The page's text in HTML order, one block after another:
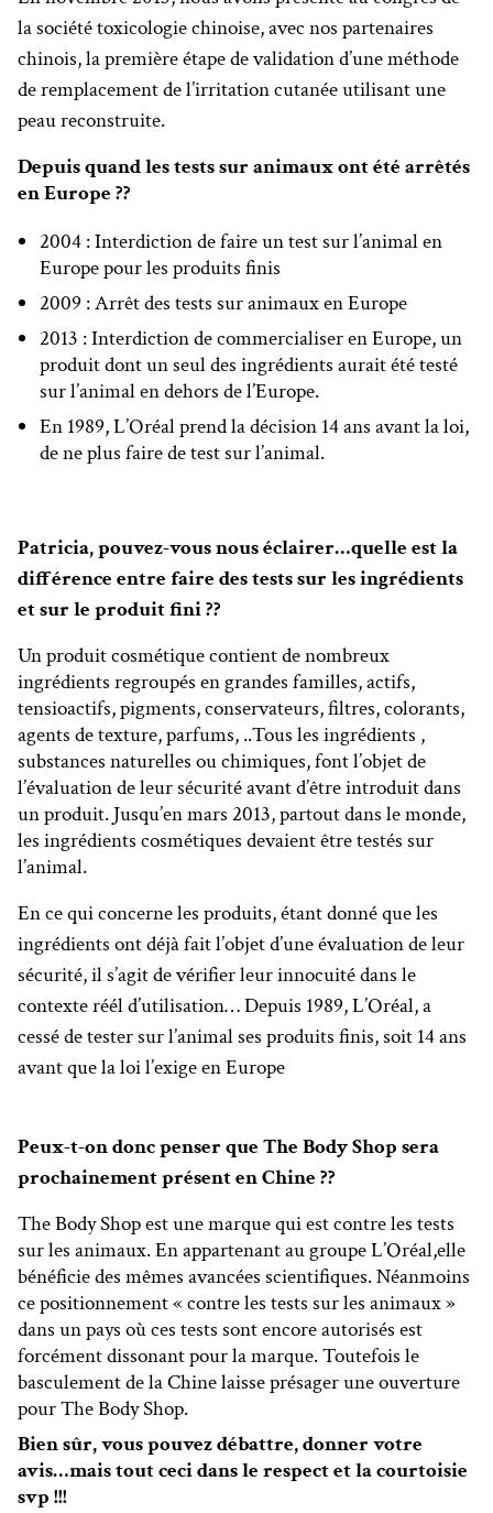
la société toxicologie chinoise, avec nos partenaires
chinois, la première étape de validation d’une méthode
de remplacement de l’irritation cutanée utilisant une
peau reconstruite.
Depuis quand les tests sur animaux ont été arrêtés
en Europe ??
2004 : Interdiction de faire un test sur l’animal en
Europe pour les produits finis
2009 : Arrêt des tests sur animaux en Europe
2013 : Interdiction de commercialiser en Europe, un
produit dont un seul des ingrédients aurait été testé
sur l’animal en dehors de l’Europe.
En 1989, L’Oréal prend la décision 14 ans avant la loi,
de ne plus faire de test sur l’animal.
Patricia, pouvez-vous nous éclairer…quelle est la
différence entre faire des tests sur les ingrédients
et sur le produit fini ??
Un produit cosmétique contient de nombreux
ingrédients regroupés en grandes familles, actifs,
tensioactifs, pigments, conservateurs, filtres, colorants,
agents de texture, parfums, ..Tous les ingrédients ,
substances naturelles ou chimiques, font l’objet de
l’évaluation de leur sécurité avant d’être introduit dans
un produit. Jusqu’en mars 2013, partout dans le monde,
les ingrédients cosmétiques devaient être testés sur
l’animal.
En ce qui concerne les produits, étant donné que les
ingrédients ont déjà fait l’objet d’une évaluation de leur
sécurité, il s’agit de vérifier leur innocuité dans le
contexte réél d’utilisation… Depuis 1989, L’Oréal, a
cessé de tester sur l’animal ses produits finis, soit 14 ans
avant que la loi l’exige en Europe
Peux-t-on donc penser que The Body Shop sera
prochainement présent en Chine ??
The Body Shop est une marque qui est contre les tests
sur les animaux. En appartenant au groupe L’Oréal,elle
bénéficie des mêmes avancées scientifiques. Néanmoins
ce positionnement « contre les tests sur les animaux »
dans un pays où ces tests sont encore autorisés est
forcément dissonant pour la marque. Toutefois le
basculement de la Chine laisse présager une ouverture
pour The Body Shop.
Bien sûr, vous pouvez débattre, donner votre
avis…mais tout ceci dans le respect et la courtoisie
svp !!!